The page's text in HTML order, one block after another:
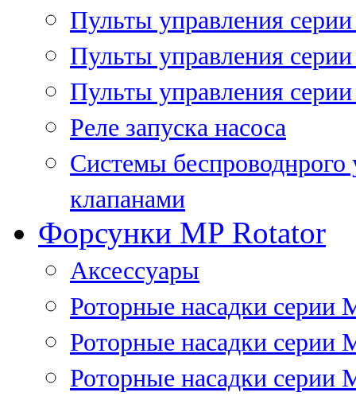
Пульты управления
Пульты управления
Пульты управления
Реле запуска насоса
Системы
клапанами
Форсунки MP Rotator
Аксессуары
Роторные насадки серии
Роторные насадки серии
Роторные насадки серии